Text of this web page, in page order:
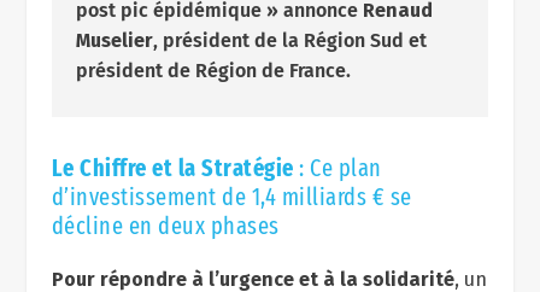
post pic épidémique » annonce Renaud
Muselier, président de la Région Sud et
président de Région de France.
Le Chiffre et la Stratégie: Ce plan
d’investissement de 1,4 milliards € se
décline en deux phases
Pour répondre à l’urgence et à la solidarité, un